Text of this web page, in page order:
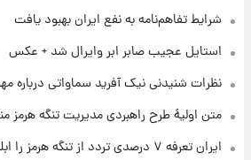
۱ روز پیش
شد
شرایط تازه فروش
شرایط تفاهم‌نامه به نفع ایران بهبود یافت
استایل عجیب صابر ابر وایرال شد + عکس
نظرات شنیدنی نیک آفرید سماواتی درباره
متن اولیۀ طرح راهبردی مدیریت تنگه هرمز
ایران تعرفه ۷ درصدی تردد از تنگه هرمز را ابلاغ کرد